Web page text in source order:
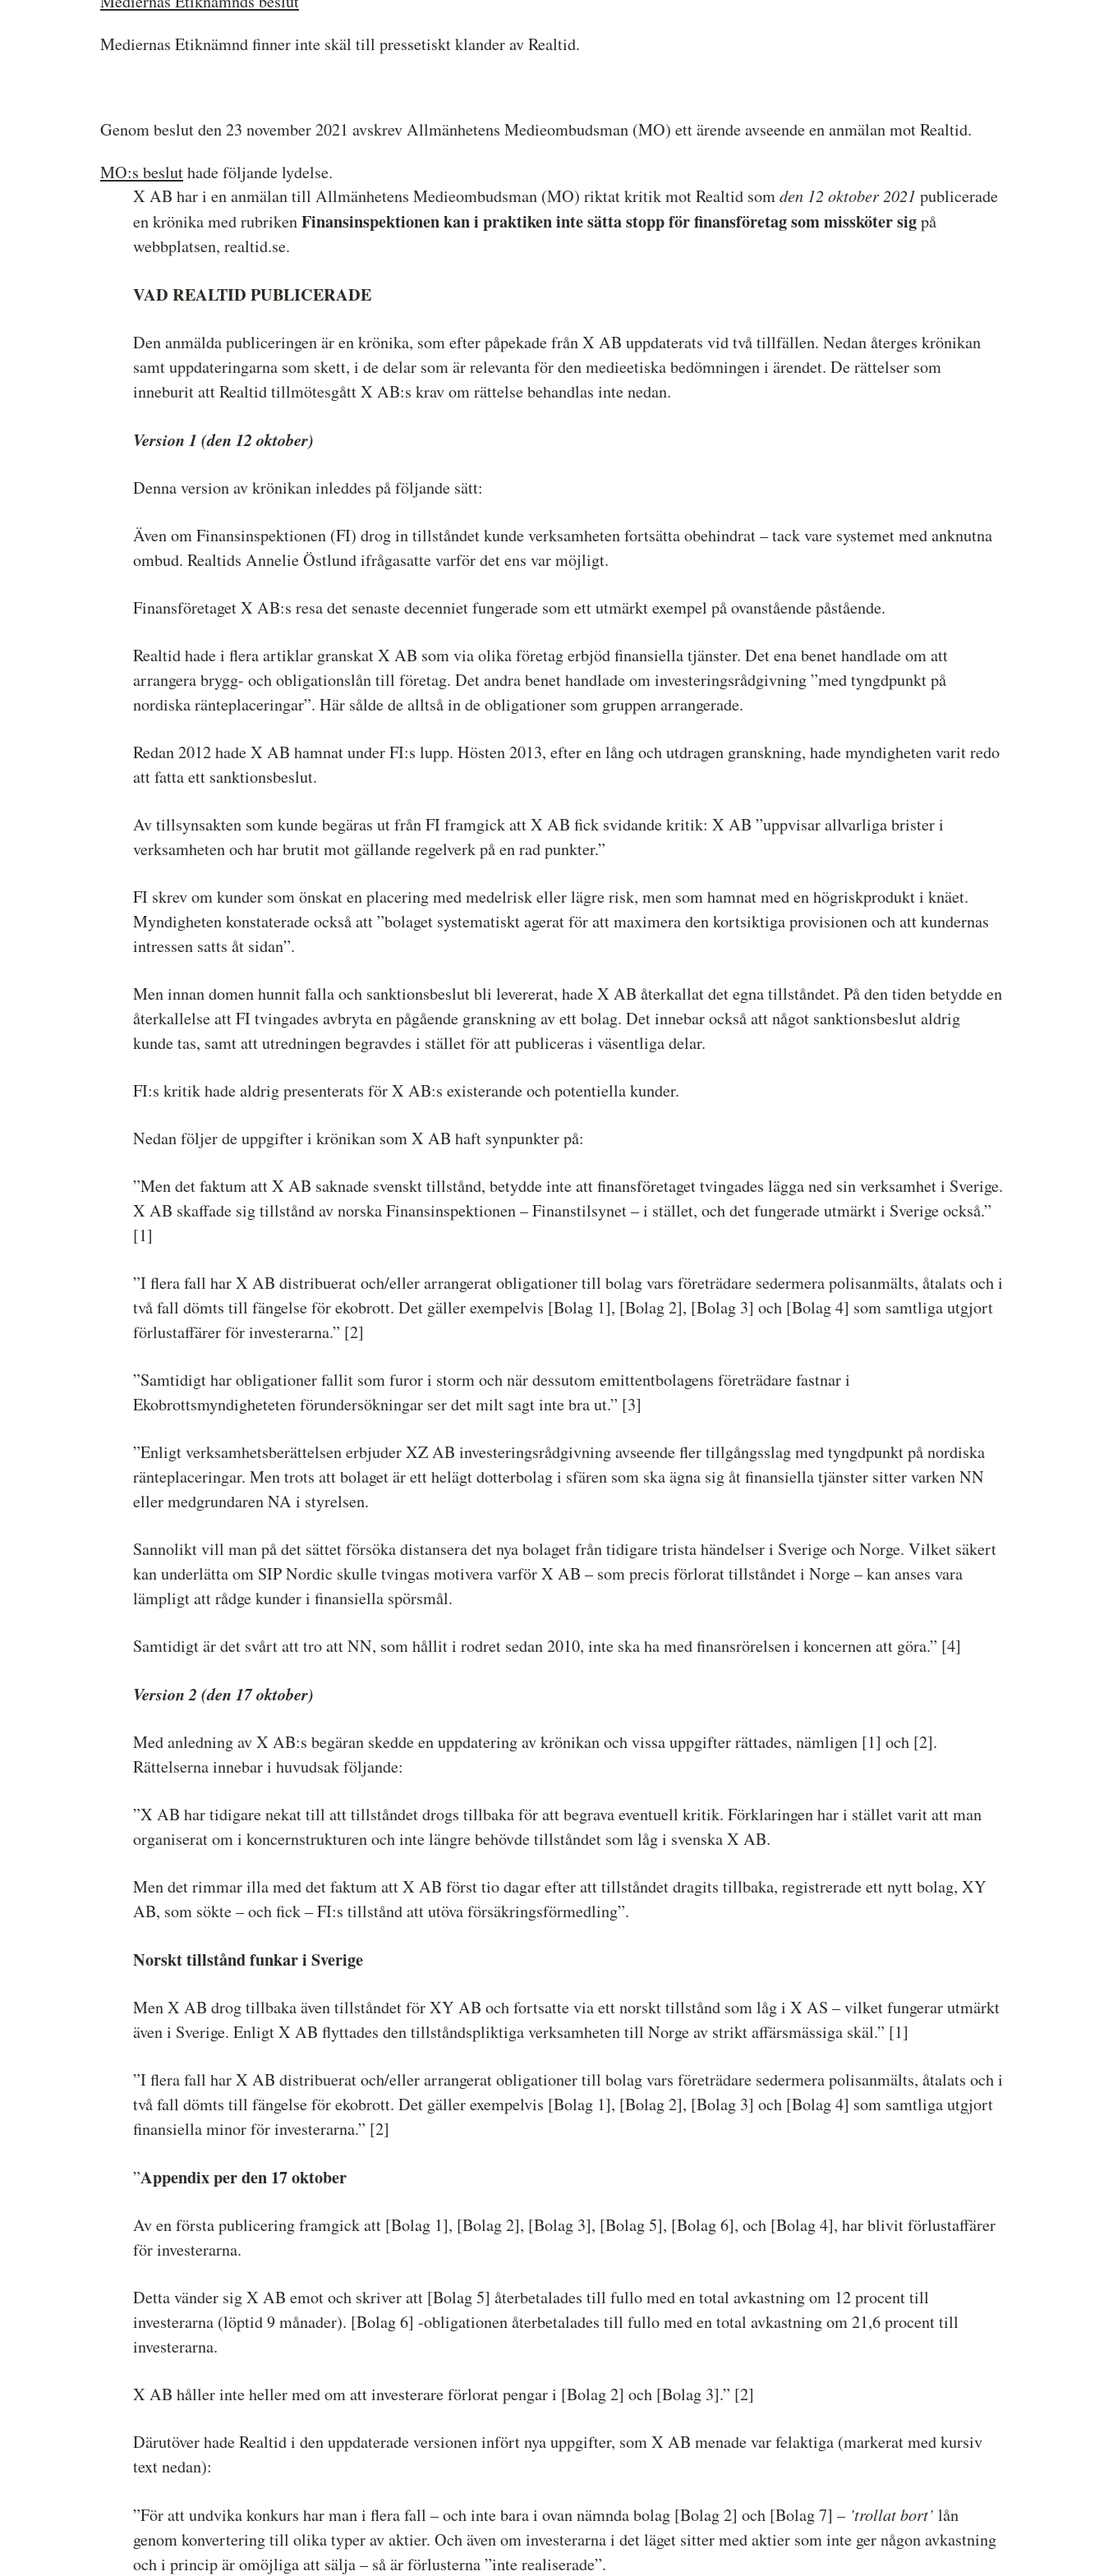
Instruktion för Allmänhetens
Skillnaden mellan Granskningsnämnden och
Mediernas Etiknämnd finner inte skäl till pressetiskt klander av Realtid.
Genom beslut den 23 november 2021 avskrev Allmänhetens Medieombudsman (MO) ett ärende avseende en anmälan mot Realtid.
MO:s besluthade följande lydelse.
X AB har i en anmälan till Allmänhetens Medieombudsman (MO) riktat kritik mot Realtid somden 12 oktober 2021 publicerade
en krönika med rubrikenFinansinspektionen kan i praktiken inte sätta stopp för finansföretag som missköter sigpå
webbplatsen, realtid.se.
VAD REALTID PUBLICERADE
Den anmälda publiceringen är en krönika, som efter påpekade från X AB uppdaterats vid två tillfällen. Nedan återges krönikan
samt uppdateringarna som skett, i de delar som är relevanta för den medieetiska bedömningen i ärendet. De rättelser som
inneburit att Realtid tillmötesgått X AB:s krav om rättelse behandlas inte nedan.
Version 1 (den 12 oktober)
Denna version av krönikan inleddes på följande sätt:
Även om Finansinspektionen (FI) drog in tillståndet kunde verksamheten fortsätta obehindrat – tack vare systemet med anknutna
ombud. Realtids Annelie Östlund ifrågasatte varför det ens var möjligt.
Finansföretaget X AB:s resa det senaste decenniet fungerade som ett utmärkt exempel på ovanstående påstående.
Realtid hade i flera artiklar granskat X AB som via olika företag erbjöd finansiella tjänster. Det ena benet handlade om att
arrangera brygg- och obligationslån till företag. Det andra benet handlade om investeringsrådgivning ”med tyngdpunkt på
nordiska ränteplaceringar”. Här sålde de alltså in de obligationer som gruppen arrangerade.
Redan 2012 hade X AB hamnat under FI:s lupp. Hösten 2013, efter en lång och utdragen granskning, hade myndigheten varit redo
att fatta ett sanktionsbeslut.
Av tillsynsakten som kunde begäras ut från FI framgick att X AB fick svidande kritik: X AB ”uppvisar allvarliga brister i
verksamheten och har brutit mot gällande regelverk på en rad punkter.”
FI skrev om kunder som önskat en placering med medelrisk eller lägre risk, men som hamnat med en högriskprodukt i knäet.
Myndigheten konstaterade också att ”bolaget systematiskt agerat för att maximera den kortsiktiga provisionen och att kundernas
intressen satts åt sidan”.
Men innan domen hunnit falla och sanktionsbeslut bli levererat, hade X AB återkallat det egna tillståndet. På den tiden betydde en
återkallelse att FI tvingades avbryta en pågående granskning av ett bolag. Det innebar också att något sanktionsbeslut aldrig
kunde tas, samt att utredningen begravdes i stället för att publiceras i väsentliga delar.
FI:s kritik hade aldrig presenterats för X AB:s existerande och potentiella kunder.
Nedan följer de uppgifter i krönikan som X AB haft synpunkter på:
”Men det faktum att X AB saknade svenskt tillstånd, betydde inte att finansföretaget tvingades lägga ned sin verksamhet i Sverige.
X AB skaffade sig tillstånd av norska Finansinspektionen – Finanstilsynet – i stället, och det fungerade utmärkt i Sverige också.”
[1]
”I flera fall har X AB distribuerat och/eller arrangerat obligationer till bolag vars företrädare sedermera polisanmälts, åtalats och i
två fall dömts till fängelse för ekobrott. Det gäller exempelvis [Bolag 1], [Bolag 2], [Bolag 3] och [Bolag 4] som samtliga utgjort
förlustaffärer för investerarna.” [2]
”Samtidigt har obligationer fallit som furor i storm och när dessutom emittentbolagens företrädare fastnar i
Ekobrottsmyndigheteten förundersökningar ser det milt sagt inte bra ut.” [3]
”Enligt verksamhetsberättelsen erbjuder XZ AB investeringsrådgivning avseende fler tillgångsslag med tyngdpunkt på nordiska
ränteplaceringar. Men trots att bolaget är ett helägt dotterbolag i sfären som ska ägna sig åt finansiella tjänster sitter varken NN
eller medgrundaren NA i styrelsen.
Sannolikt vill man på det sättet försöka distansera det nya bolaget från tidigare trista händelser i Sverige och Norge. Vilket säkert
kan underlätta om SIP Nordic skulle tvingas motivera varför X AB – som precis förlorat tillståndet i Norge – kan anses vara
lämpligt att rådge kunder i finansiella spörsmål.
Samtidigt är det svårt att tro att NN, som hållit i rodret sedan 2010, inte ska ha med finansrörelsen i koncernen att göra.” [4]
Version 2 (den 17 oktober)
Med anledning av X AB:s begäran skedde en uppdatering av krönikan och vissa uppgifter rättades, nämligen [1] och [2].
Rättelserna innebar i huvudsak följande:
”X AB har tidigare nekat till att tillståndet drogs tillbaka för att begrava eventuell kritik. Förklaringen har i stället varit att man
organiserat om i koncernstrukturen och inte längre behövde tillståndet som låg i svenska X AB.
Men det rimmar illa med det faktum att X AB först tio dagar efter att tillståndet dragits tillbaka, registrerade ett nytt bolag, XY
AB, som sökte – och fick – FI:s tillstånd att utöva försäkringsförmedling”.
Norskt tillstånd funkar i Sverige
Men X AB drog tillbaka även tillståndet för XY AB och fortsatte via ett norskt tillstånd som låg i X AS – vilket fungerar utmärkt
även i Sverige. Enligt X AB flyttades den tillståndspliktiga verksamheten till Norge av strikt affärsmässiga skäl.” [1]
”I flera fall har X AB distribuerat och/eller arrangerat obligationer till bolag vars företrädare sedermera polisanmälts, åtalats och i
två fall dömts till fängelse för ekobrott. Det gäller exempelvis [Bolag 1], [Bolag 2], [Bolag 3] och [Bolag 4] som samtliga utgjort
finansiella minor för investerarna.” [2]
”Appendix per den 17 oktober
Av en första publicering framgick att [Bolag 1], [Bolag 2], [Bolag 3], [Bolag 5], [Bolag 6], och [Bolag 4], har blivit förlustaffärer
för investerarna.
Detta vänder sig X AB emot och skriver att [Bolag 5] återbetalades till fullo med en total avkastning om 12 procent till
investerarna (löptid 9 månader). [Bolag 6] -obligationen återbetalades till fullo med en total avkastning om 21,6 procent till
investerarna.
X AB håller inte heller med om att investerare förlorat pengar i [Bolag 2] och [Bolag 3].” [2]
Därutöver hade Realtid i den uppdaterade versionen infört nya uppgifter, som X AB menade var felaktiga (markerat med kursiv
text nedan):
”För att undvika konkurs har man i flera fall – och inte bara i ovan nämnda bolag [Bolag 2] och [Bolag 7] – ’trollat bort’ lån
genom konvertering till olika typer av aktier. Och även om investerarna i det läget sitter med aktier som inte ger någon avkastning
och i princip är omöjliga att sälja – så är förlusterna ”inte realiserade”.